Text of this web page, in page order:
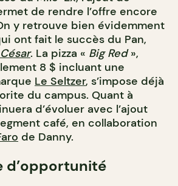
de rendre l’offre encore
y retrouve bien évidemment
ont fait le succès du Pan,
. La pizza « Big Red»,
8 $ incluant une
Le Seltzer, s’impose déjà
du campus. Quant à
d’évoluer avec l’ajout
café, en collaboration
de Danny.
d’opportunité